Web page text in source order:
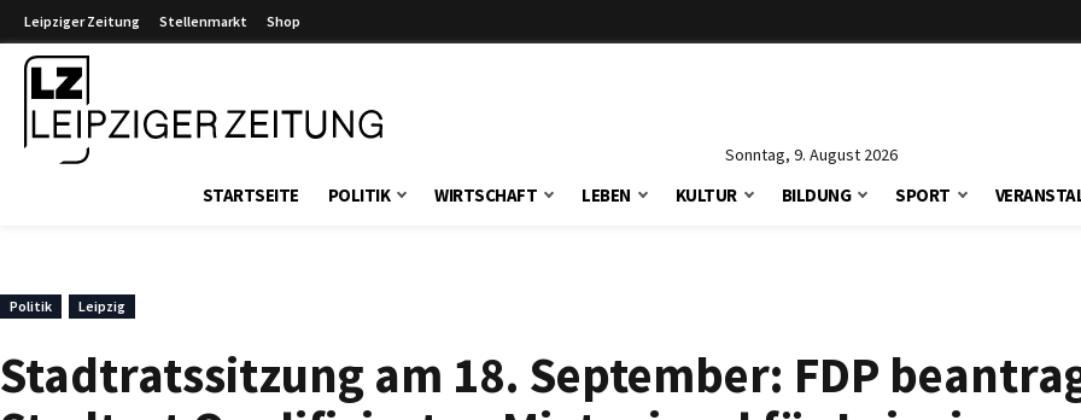
Leipziger Zeitung Stellenmarkt Shop
Sonntag, 9. August 2026
STARTSEITE POLITIK WIRTSCHAFT LEBEN KULTUR BILDUNG SPORT
Politik Leipzig
Stadtratssitzung am 18. September: FDP